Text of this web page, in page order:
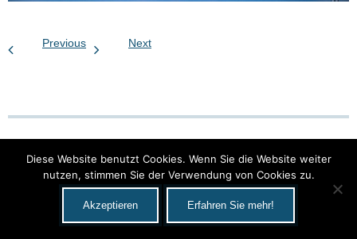
Previous Next
Developed byThink Up Themes Ltd. Powered byWordPress
Diese Website benutzt Cookies. Wenn Sie die Website weiter
nutzen, stimmen Sie der Verwendung von Cookies zu.
Akzeptieren Erfahren Sie mehr!